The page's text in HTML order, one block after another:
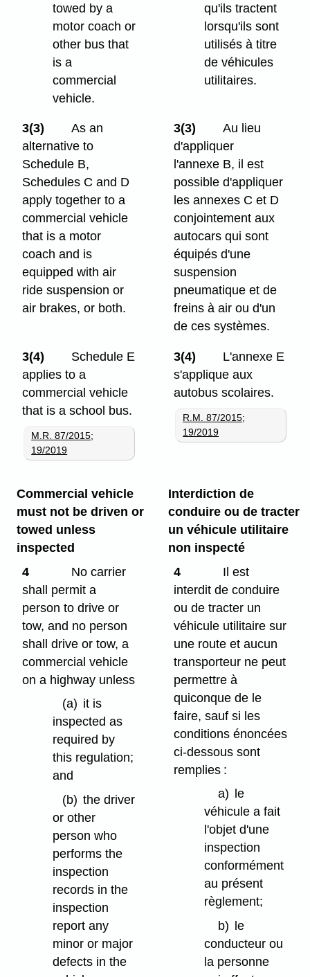
towed by a
motor coach or
other bus that
is a
commercial
vehicle.
qu'ils tractent
lorsqu'ils sont
utilisés à titre
de véhicules
utilitaires.
3(3)
As an
alternative to
Schedule B,
Schedules C and D
apply together to a
commercial vehicle
that is a motor
coach and is
equipped with air
ride suspension or
air brakes, or both.
3(3)
Au lieu
d'appliquer
l'annexe B, il est
possible d'appliquer
les annexes C et D
conjointement aux
autocars qui sont
équipés d'une
suspension
pneumatique et de
freins à air ou d'un
de ces systèmes.
3(4)
Schedule E
applies to a
commercial vehicle
that is a school bus.
M.R. 87/2015;
19/2019
3(4)
L'annexe E
s'applique aux
autobus scolaires.
R.M. 87/2015;
19/2019
Commercial vehicle
must not be driven or
towed unless
inspected
4
No carrier
shall permit a
person to drive or
tow, and no person
shall drive or tow, a
commercial vehicle
on a highway unless
(a) it is
inspected as
required by
this regulation;
and
(b) the driver
or other
person who
performs the
inspection
records in the
inspection
report any
minor or major
defects in the
Interdiction de
conduire ou de tracter
un véhicule utilitaire
non inspecté
4
Il est
interdit de conduire
ou de tracter un
véhicule utilitaire sur
une route et aucun
transporteur ne peut
permettre à
quiconque de le
faire, sauf si les
conditions énoncées
ci-dessous sont
remplies :
a)
le
véhicule a fait
l'objet d'une
inspection
conformément
au présent
règlement;
b)
le
conducteur ou
la personne